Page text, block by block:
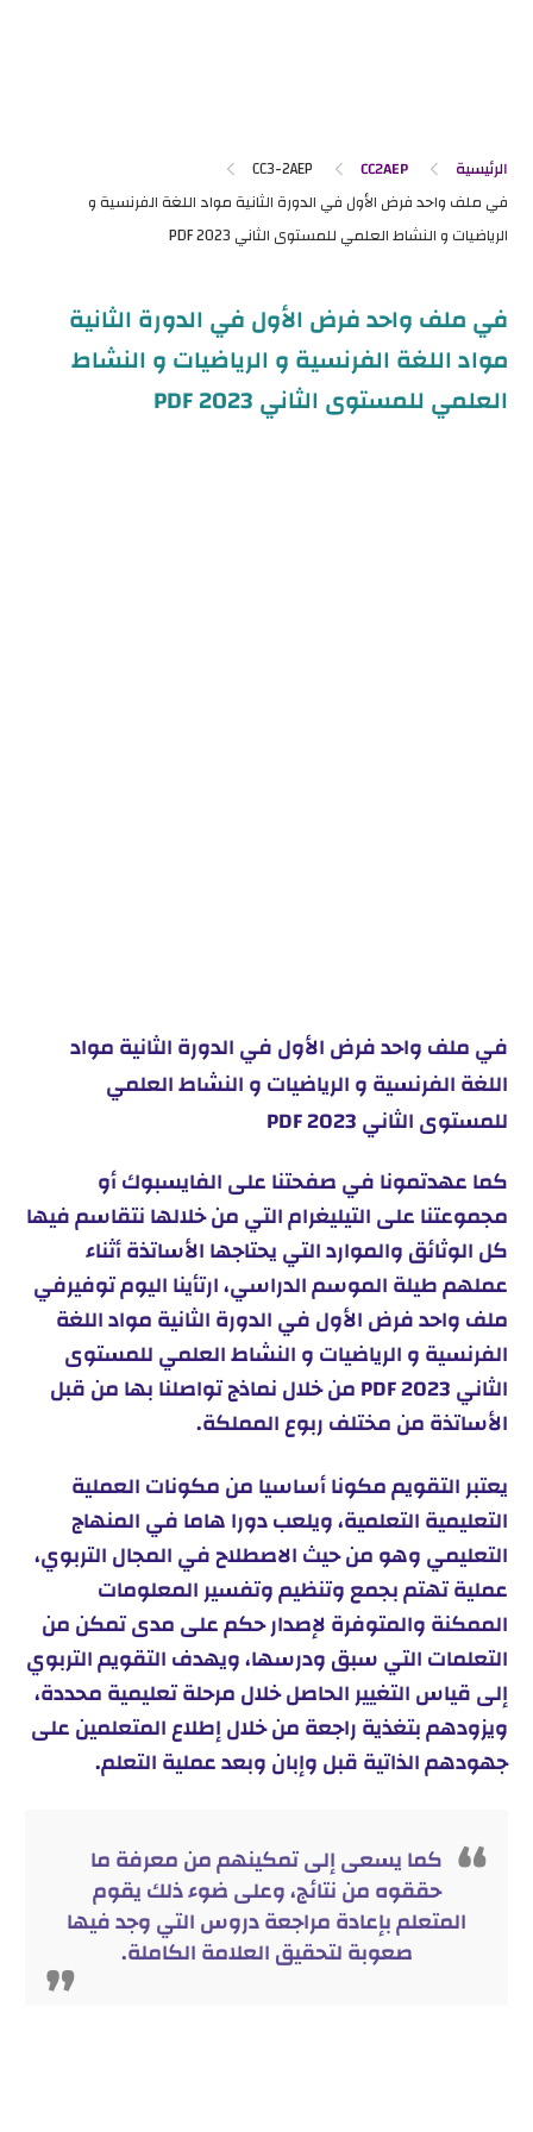
الرئيسية CC2AEP
CC3-2AEP
في ملف واحد فرض الأول في الدورة الثانية
مواد اللغة الفرنسية و الرياضيات و النشاط
العلمي للمستوى الثاني 2023 PDF
في ملف واحد فرض الأول في الدورة الثانية مواد
اللغة الفرنسية و الرياضيات و النشاط العلمي
للمستوى الثاني 2023 PDF
كما عهدتمونا في صفحتنا على الفايسبوك أو
مجموعتنا على التيليغرام التي من خلالها نتقاسم فيها
كل الوثائق والموارد التي يحتاجها الأساتذة أثناء
عملهم طيلة الموسم الدراسي، ارتأينا اليوم توفيرفي
ملف واحد فرض الأول في الدورة الثانية مواد اللغة
الفرنسية و الرياضيات و النشاط العلمي للمستوى
الثاني 2023 PDF من خلال نماذج تواصلنا بها من قبل
الأساتذة من مختلف ربوع المملكة.
يعتبر التقويم مكونا أساسيا من مكونات العملية
التعليمية التعلمية، ويلعب دورا هاما في المنهاج
التعليمي وهو من حيث الاصطلاح في المجال التربوي،
عملية تهتم بجمع وتنظيم وتفسير المعلومات
الممكنة والمتوفرة لإصدار حكم على مدى تمكن من
التعلمات التي سبق ودرسها، ويهدف التقويم التربوي
إلى قياس التغيير الحاصل خلال مرحلة تعليمية محددة،
ويزودهم بتغذية راجعة من خلال إطلاع المتعلمين على
جهودهم الذاتية قبل وإبان وبعد عملية التعلم.
كما يسعى إلى تمكينهم من معرفة ما
حققوه من نتائج، وعلى ضوء ذلك يقوم
المتعلم بإعادة مراجعة دروس التي وجد فيها
صعوبة لتحقيق العلامة الكاملة.